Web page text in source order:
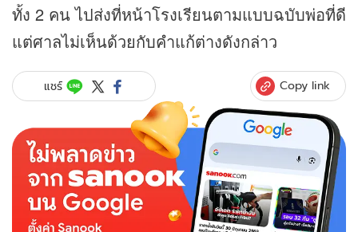
ทั้ง 2 คน ไปส่งที่หน้าโรงเรียนตามแบบฉบับพ่อที่ดี
แต่ศาลไม่เห็นด้วยกับคำแก้ต่างดังกล่าว
แชร์ Copy link